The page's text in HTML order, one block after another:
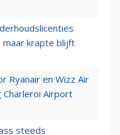
krapte blijft
Ryanair en Wizz Air
Airport
steeds